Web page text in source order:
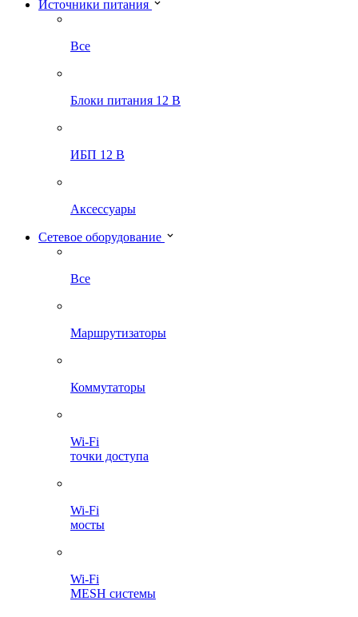
Источники питания
Все
Блоки питания 12 В
ИБП 12 В
Аксессуары
Сетевое оборудование
Все
Маршрутизаторы
Коммутаторы
Wi-Fi
точки доступа
Wi-Fi
мосты
Wi-Fi
MESH системы